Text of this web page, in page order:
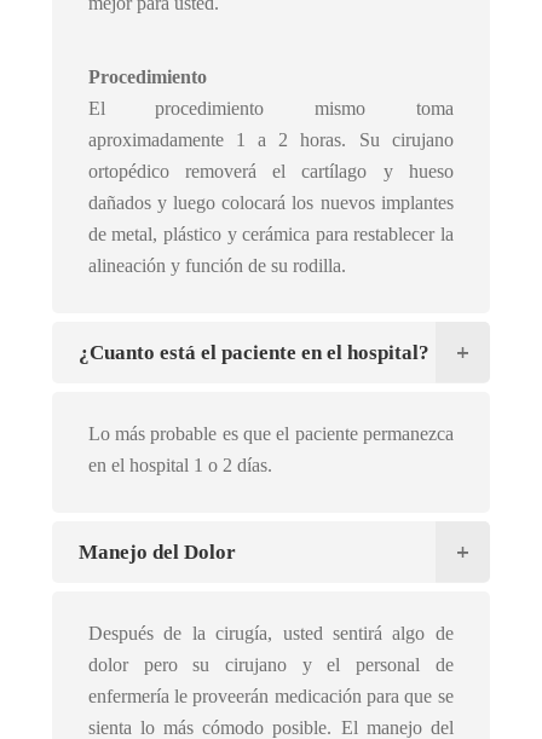
Procedimiento
El procedimiento mismo toma
aproximadamente 1 a 2 horas. Su cirujano
ortopédico removerá el cartílago y hueso
dañados y luego colocará los nuevos implantes
de metal, plástico y cerámica para restablecer la
alineación y función de su rodilla.
¿Cuanto está el paciente en el hospital?
Lo más probable es que el paciente permanezca
en el hospital 1 o 2 días.
Manejo del Dolor
Después de la cirugía, usted sentirá algo de
dolor pero su cirujano y el personal de
enfermería le proveerán medicación para que se
sienta lo más cómodo posible. El manejo del